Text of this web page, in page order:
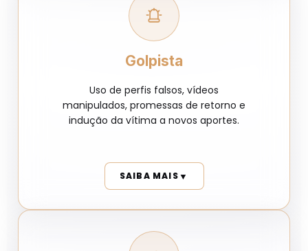
Golpista
Uso de perfis falsos, vídeos
manipulados, promessas de retorno e
indução da vítima a novos aportes.
SAIBA MAIS▼